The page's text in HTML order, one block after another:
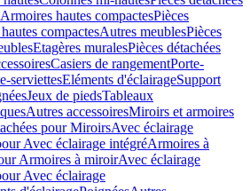
Armoires hautes compactesPièces
compactesAutres meublesPièces
Etagères muralesPièces détachées
Casiers de rangementPorte-
serviettesEléments d'éclairageSupport
Jeux de piedsTableaux
Autres accessoiresMiroirs et armoires
pour MiroirsAvec éclairage
Avec éclairage intégréArmoires à
Armoires à miroirAvec éclairage
Avec éclairage